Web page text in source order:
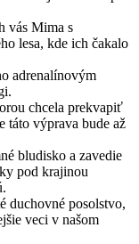
vás Mima s
lesa, kde ich čakalo
adrenalínovým
chcela prekvapiť
táto výprava bude až
bludisko a zavedie
pod krajinou
duchovné posolstvo,
veci v našom